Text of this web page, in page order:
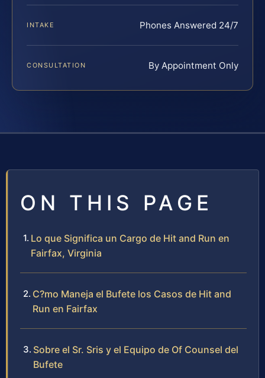
INTAKE Phones Answered 24/7
CONSULTATION By Appointment Only
ON THIS PAGE
Lo que Significa un Cargo de Hit and Run en
Fairfax, Virginia
C?mo Maneja el Bufete los Casos de Hit and
Run en Fairfax
Sobre el Sr. Sris y el Equipo de Of Counsel del
Bufete